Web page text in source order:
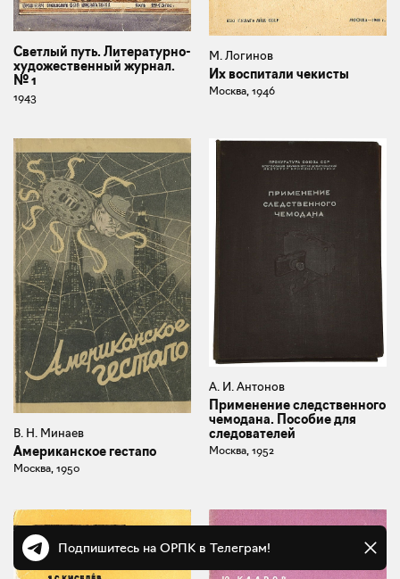
Светлый путь. Литературно-
художественный журнал.
№ 1
1943
М. Логинов
Их воспитали чекисты
Москва, 1946
В. Н. Минаев
Американское гестапо
Москва, 1950
А. И. Антонов
Применение следственного
чемодана. Пособие для
следователей
Москва, 1952
Подпишитесь на ОРПК в Телеграм!